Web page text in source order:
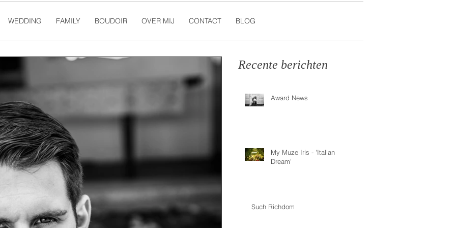
WEDDING FAMILY BOUDOIR OVER MIJ CONTACT BLOG
Recente berichten
Award News
My Muze Iris - 'Italian
Dream'
Such Richdom